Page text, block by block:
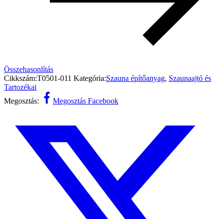
Összehasonlítás
Cikkszám:T0501-011 Kategória:Szauna építőanyag, Szaunaajtó és
Tartozékai
Megosztás:
Megosztás Facebook